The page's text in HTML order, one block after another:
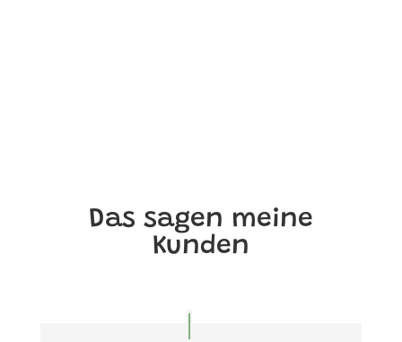
Das sagen meine
Kunden